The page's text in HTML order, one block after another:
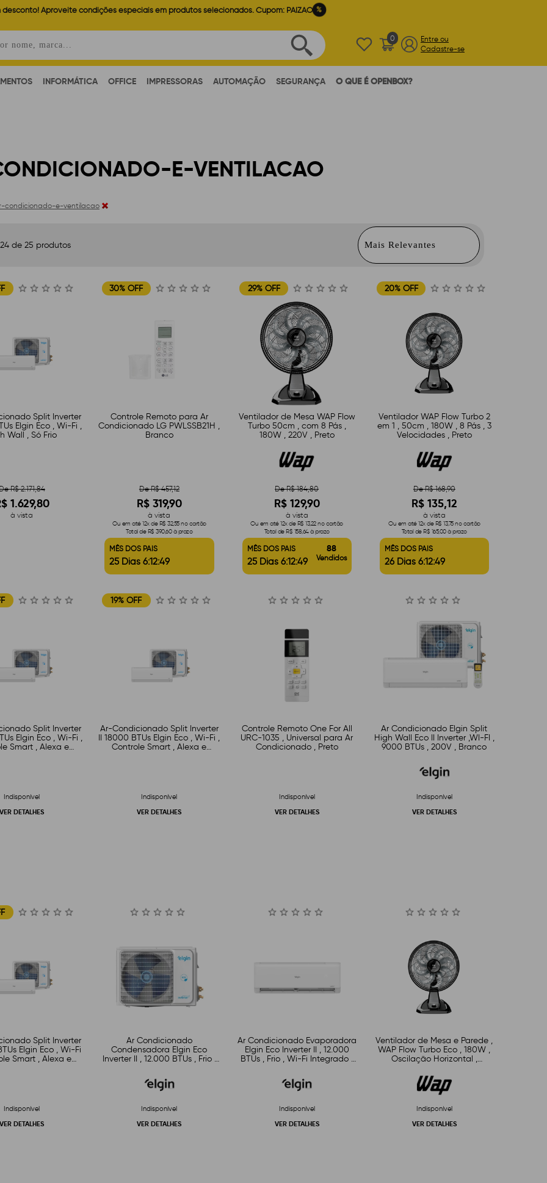
desconto! Aproveite condições especiais em produtos selecionados. Cupom: PAIZAO %
0
Entre ou
Cadastre-se
INFORMÁTICA OFFICE IMPRESSORAS AUTOMAÇÃO SEGURANÇA O QUE É OPENBOX?
E-VENTILACAO
condicionado-e-ventilacao
de 25 produtos
Split Inverter
Elgin Eco , Wi-Fi ,
Wall , Só Frio
R$ 2.171,84
1.629,80
à vista
30% OFF
Controle Remoto para Ar
Condicionado LG PWLSSB21H ,
Branco
De R$ 457,12
R$ 319,90
à vista
Ou em até 12x de R$ 32,55 no cartão
Total de R$ 390,60 à prazo
MÊS DOS PAIS
25 Dias 6:12:48
29% OFF
Ventilador de Mesa WAP Flow
Turbo 50cm , com 8 Pás ,
180W , 220V , Preto
De R$ 184,80
R$ 129,90
à vista
Ou em até 12x de R$ 13,22 no cartão
Total de R$ 158,64 à prazo
MÊS DOS PAIS
25 Dias 6:12:48
88
Vendidos
20% OFF
Ventilador WAP Flow Turbo 2
em 1 , 50cm , 180W , 8 Pás , 3
Velocidades , Preto
De R$ 168,90
R$ 135,12
à vista
Ou em até 12x de R$ 13,75 no cartão
Total de R$ 165,00 à prazo
MÊS DOS PAIS
26 Dias 6:12:48
Split Inverter
Elgin Eco , Wi-Fi ,
Smart , Alexa e
Indisponível
VER DETALHES
19% OFF
Ar-Condicionado Split Inverter
II 18000 BTUs Elgin Eco , Wi-Fi ,
Controle Smart , Alexa e
Indisponível
VER DETALHES
Controle Remoto One For All
URC-1035 , Universal para Ar
Condicionado , Preto
Indisponível
VER DETALHES
Ar Condicionado Elgin Split
High Wall Eco II Inverter ,WI-FI ,
9000 BTUs , 200V , Branco
Indisponível
VER DETALHES
Split Inverter
Elgin Eco , Wi-Fi
Smart , Alexa e
Indisponível
VER DETALHES
Ar Condicionado
Condensadora Elgin Eco
Inverter II , 12.000 BTUs , Frio ,
45HJFE12C2CDe
Indisponível
VER DETALHES
Ar Condicionado Evaporadora
Elgin Eco Inverter II , 12.000
BTUs , Frio , Wi-Fi Integrado ,
Indisponível
VER DETALHES
Ventilador de Mesa e Parede ,
WAP Flow Turbo Eco , 180W ,
Oscilação Horizontal ,
Velocidades , Bivolt
Indisponível
VER DETALHES